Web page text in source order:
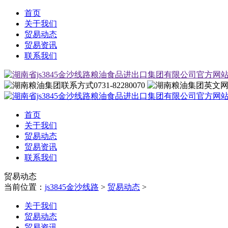
首页
关于我们
贸易动态
贸易资讯
联系我们
0731-82280070
首页
关于我们
贸易动态
贸易资讯
联系我们
贸易动态
当前位置： js3845金沙线路 > 贸易动态 >
关于我们
贸易动态